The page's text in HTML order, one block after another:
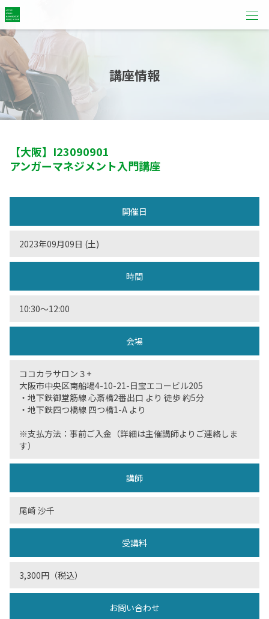
講座情報
【大阪】 I23090901
アンガーマネジメント入門講座
開催日
2023年09月09日 (土)
時間
10:30〜12:00
会場
ココカラサロン３+
大阪市中央区南船場4-10-21-日宝エコービル205
・地下鉄御堂筋線 心斎橋2番出口 より 徒歩 約5分
・地下鉄四つ橋線 四つ橋1-A より
※支払方法：事前ご入金（詳細は主催講師よりご連絡しま
す）
講師
尾崎 沙千
受講料
3,300円（税込）
お問い合わせ